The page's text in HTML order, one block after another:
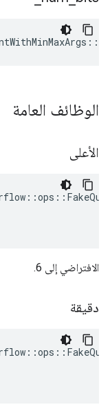
الوظائف العامة
الأعلى
الافتراضي إلى 6.
دقيقة